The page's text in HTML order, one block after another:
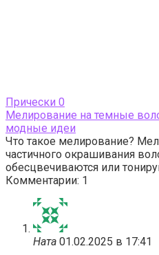
Прически 0
Мелирование на темные
модные идеи
Что такое мелирование?
частичного окрашивания
обесцвечиваются или
Комментарии: 1
Ната 01.02.2025 в 17:41